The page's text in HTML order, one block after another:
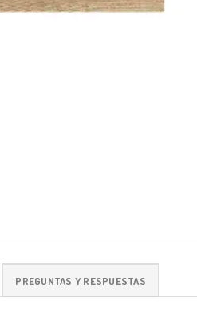
PREGUNTAS Y RESPUESTAS